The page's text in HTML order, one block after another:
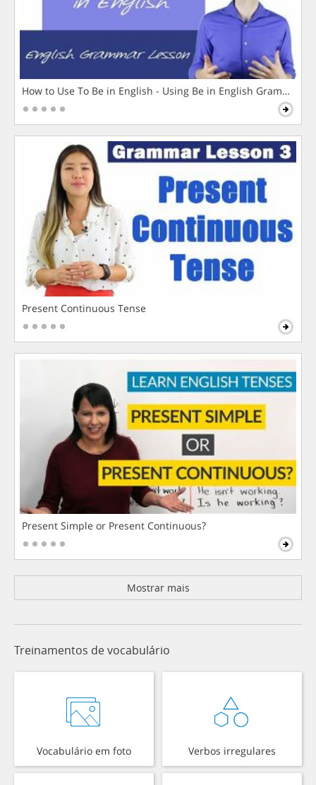
How to Use To Be in English - Using Be in English Grammar
Present Continuous Tense
Present Simple or Present Continuous?
Mostrar mais
Treinamentos de vocabulário
Vocabulário em foto Verbos irregulares